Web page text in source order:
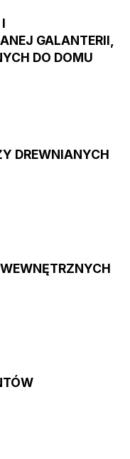
GALANTERII,
DO DOMU
DREWNIANYCH